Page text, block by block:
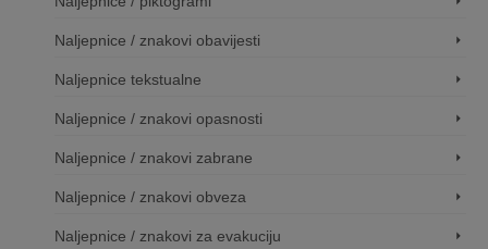
Naljepnice / znakovi obavijesti
Naljepnice tekstualne
Naljepnice / znakovi opasnosti
Naljepnice / znakovi zabrane
Naljepnice / znakovi obveza
Naljepnice / znakovi za evakuciju